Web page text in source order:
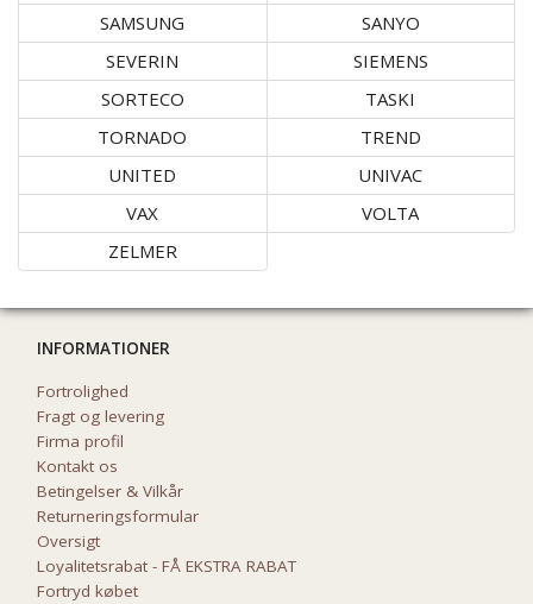
SAMSUNG
SANYO
SEVERIN
SIEMENS
SORTECO
TASKI
TORNADO
TREND
UNITED
UNIVAC
VAX
VOLTA
ZELMER
INFORMATIONER
Fortrolighed
Fragt og levering
Firma profil
Kontakt os
Betingelser & Vilkår
Returneringsformular
Oversigt
Loyalitetsrabat - FÅ EKSTRA RABAT
Fortryd købet